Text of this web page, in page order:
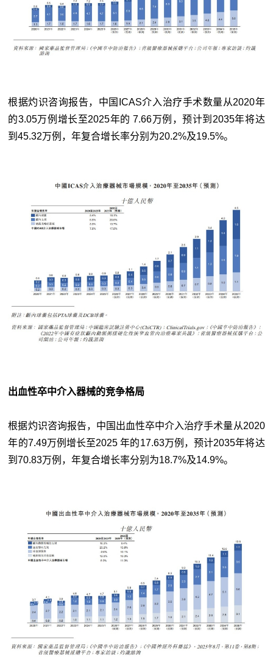
根据灼识咨询报告，中国ICAS介入治疗手术数量从2020年
的3.05万例增长至2025年的 7.66万例，预计到2035年将达
到45.32万例，年复合增长率分别为20.2%及19.5%。
出血性卒中介入器械的竞争格局
根据灼识咨询报告，中国出血性卒中介入治疗手术量从2020
年的7.49万例增长至2025 年的17.63万例，预计2035年将达
到70.83万例，年复合增长率分别为18.7%及14.9%。